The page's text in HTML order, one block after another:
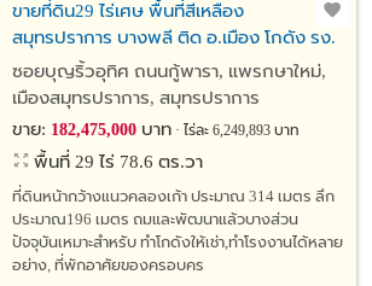
ขายที่ดิน29 ไร่เศษ พื้นที่สีเหลือง
สมุทรปราการ บางพลี ติด อ.เมือง โกดัง รง.
หมู่บ้าน อนาคตดีโอกาสสูง ใกล้หรือติดถ.แพ
รกษาส่วนต่อขยายตามผังเมืองปัจจุบัน
ซอยบุญริ้วอุทิศ ถนนกู้พารา, แพรกษาใหม่,
เมืองสมุทรปราการ, สมุทรปราการ
ขาย: 182,475,000บาท ไร่ละ 6,249,893 บาท
พื้นที่ 29 ไร่ 78.6 ตร.วา
ที่ดินหน้ากว้างแนวคลองเก้า ประมาณ 314 เมตร ลึก
ประมาณ196 เมตร ถมและพัฒนาแล้วบางส่วน
ปัจจุบันเหมาะสำหรับ ทำโกดังให้เช่า,ทำโรงงานได้หลาย
อย่าง, ที่พักอาศัยของครอบคร